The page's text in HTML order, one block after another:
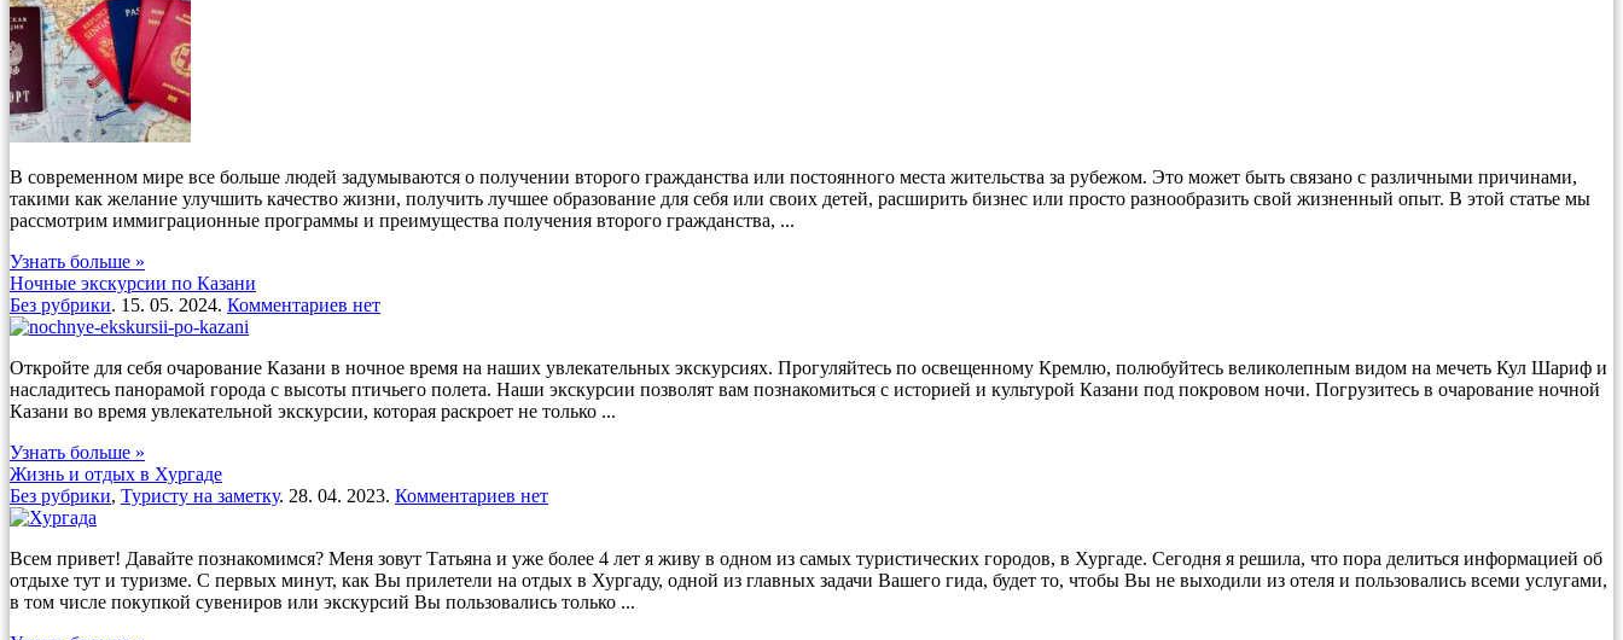
В современном мире все больше людей задумываются о получении второго гражданства или постоянного места жительства за рубежом. Это может быть связано с различными причинами,
такими как желание улучшить качество жизни, получить лучшее образование для себя или своих детей, расширить бизнес или просто разнообразить свой жизненный опыт. В этой статье мы
рассмотрим иммиграционные программы и преимущества получения второго гражданства, ...
Узнать больше »
Ночные экскурсии по Казани
Без рубрики. 15. 05. 2024. Комментариев нет
Откройте для себя очарование Казани в ночное время на наших увлекательных экскурсиях. Прогуляйтесь по освещенному Кремлю, полюбуйтесь великолепным видом на мечеть Кул Шариф и
насладитесь панорамой города с высоты птичьего полета. Наши экскурсии позволят вам познакомиться с историей и культурой Казани под покровом ночи. Погрузитесь в очарование ночной
Казани во время увлекательной экскурсии, которая раскроет не только ...
Узнать больше »
Жизнь и отдых в Хургаде
Без рубрики, Туристу на заметку. 28. 04. 2023. Комментариев нет
Всем привет! Давайте познакомимся? Меня зовут Татьяна и уже более 4 лет я живу в одном из самых туристических городов, в Хургаде. Сегодня я решила, что пора делиться информацией об
отдыхе тут и туризме. С первых минут, как Вы прилетели на отдых в Хургаду, одной из главных задачи Вашего гида, будет то, чтобы Вы не выходили из отеля и пользовались всеми услугами,
в том числе покупкой сувениров или экскурсий Вы пользовались только ...